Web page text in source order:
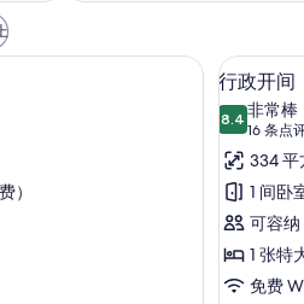
床上用品、羽绒被、加厚床垫、办公桌
）
显
示
行
政
开
间
的
所
11
行政开间
8.48.4 分，满
非常棒
16 条点
(16
条
点
评)
334 平
1 间卧
可容纳
1 张特
免费